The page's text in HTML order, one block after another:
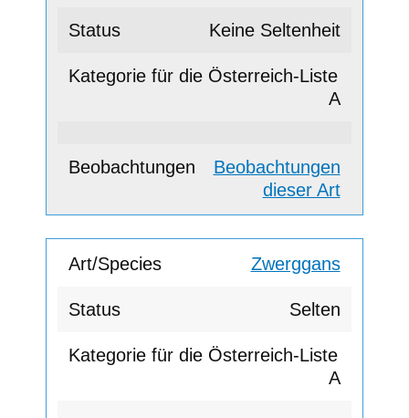
Keine Seltenheit
A
Beobachtungen
dieser Art
Zwerggans
Selten
A